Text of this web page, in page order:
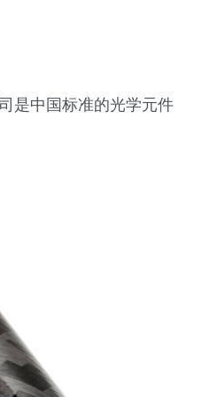
是中国标准的光学元件